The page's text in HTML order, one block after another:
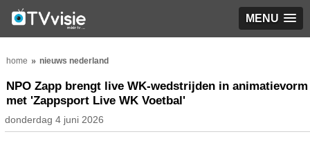
MENU
home nieuws nederland
NPO Zapp brengt live WK-wedstrijden in animatievorm
met 'Zappsport Live WK Voetbal'
donderdag 4 juni 2026